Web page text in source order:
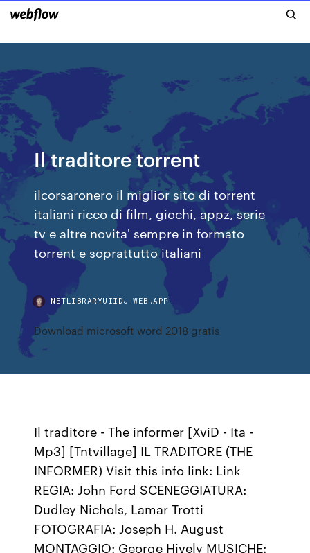
Il traditore torrent
ilcorsaronero il miglior sito di torrent
italiani ricco di film, giochi, appz, serie
tv e altre novita' sempre in formato
torrent e soprattutto italiani
NETLIBRARYUIIDJ.WEB.APP
Download microsoft word 2018 gratis
Il traditore - The informer [XviD - Ita -
Mp3] [Tntvillage] IL TRADITORE (THE
INFORMER) Visit this info link: Link
REGIA: John Ford SCENEGGIATURA:
Dudley Nichols, Lamar Trotti
FOTOGRAFIA: Joseph H. August
MONTAGGIO: George Hively MUSICHE: